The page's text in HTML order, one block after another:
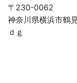
〒230-0062
神奈川県横浜市鶴
ｄｇ